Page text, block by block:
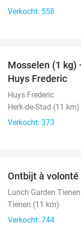
Verkocht: 558
Mosselen (1 kg)
Huys Frederic
Huys Frederic
Herk-de-Stad (11 km)
Verkocht: 373
Ontbijt à volonté
Lunch Garden Tienen
Tienen (11 km)
Verkocht: 744